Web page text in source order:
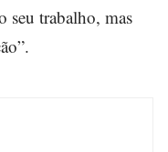
seu trabalho, mas